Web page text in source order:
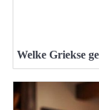
Welke Griekse